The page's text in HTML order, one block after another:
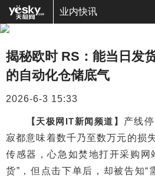
业内快讯
揭秘欧时 RS：能当日发
的自动化仓储底气
2026-6-3 15:33
【天极网IT新闻频道】 产线
寂都意味着数千乃至数万元的损
传感器，心急如焚地打开采购网
货”，但点击下单后，却被告知“